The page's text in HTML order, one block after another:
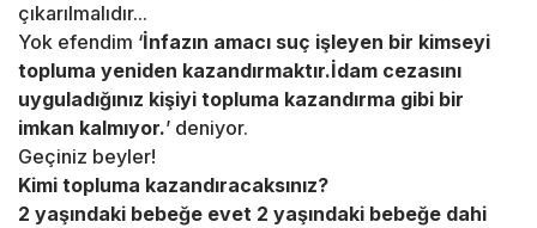
çıkarılmalıdır...
Yok efendim ‘İnfazın amacı suç işleyen bir kimseyi
topluma yeniden kazandırmaktır.İdam cezasını
uyguladığınız kişiyi topluma kazandırma gibi bir
imkan kalmıyor.’ deniyor.
Geçiniz beyler!
Kimi topluma kazandıracaksınız?
2 yaşındaki bebeğe evet 2 yaşındaki bebeğe dahi